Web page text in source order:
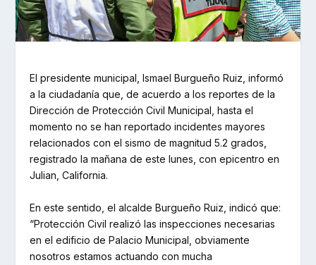
El presidente municipal, Ismael Burgueño Ruiz, informó
a la ciudadanía que, de acuerdo a los reportes de la
Dirección de Protección Civil Municipal, hasta el
momento no se han reportado incidentes mayores
relacionados con el sismo de magnitud 5.2 grados,
registrado la mañana de este lunes, con epicentro en
Julian, California.
En este sentido, el alcalde Burgueño Ruiz, indicó que:
“Protección Civil realizó las inspecciones necesarias
en el edificio de Palacio Municipal, obviamente
nosotros estamos actuando con mucha